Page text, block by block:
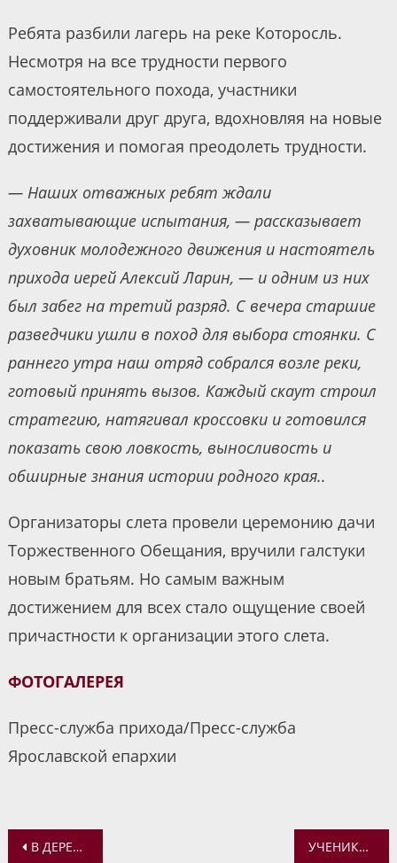
Ребята разбили лагерь на реке Которосль.
Несмотря на все трудности первого
самостоятельного похода, участники
поддерживали друг друга, вдохновляя на новые
достижения и помогая преодолеть трудности.
— Наших отважных ребят ждали
захватывающие испытания, — рассказывает
духовник молодежного движения и настоятель
прихода иерей Алексий Ларин, — и одним из них
был забег на третий разряд. С вечера старшие
разведчики ушли в поход для выбора стоянки. С
раннего утра наш отряд собрался возле реки,
готовый принять вызов. Каждый скаут строил
стратегию, натягивал кроссовки и готовился
показать свою ловкость, выносливость и
обширные знания истории родного края..
Организаторы слета провели церемонию дачи
Торжественного Обещания, вручили галстуки
новым братьям. Но самым важным
достижением для всех стало ощущение своей
причастности к организации этого слета.
ФОТОГАЛЕРЕЯ
Пресс-служба прихода/Пресс-служба
Ярославской епархии
Навигация
В ДЕРЕВНЕ ГЛЕБОВСКОЕ БУДЕТ ПОСТРОЕН ХРАМ-ЧАСОВНЯ УЧЕНИКИ ВОСКРЕСНОЙ ШКОЛЫ «ПЧЕЛКИ» ЗАВЕРШИЛИ СВОЙ ТВОРЧЕСКИЙ ПРОЕКТ — БОЛЬШОЕ ПАННО НА ОРГСТЕКЛЕ